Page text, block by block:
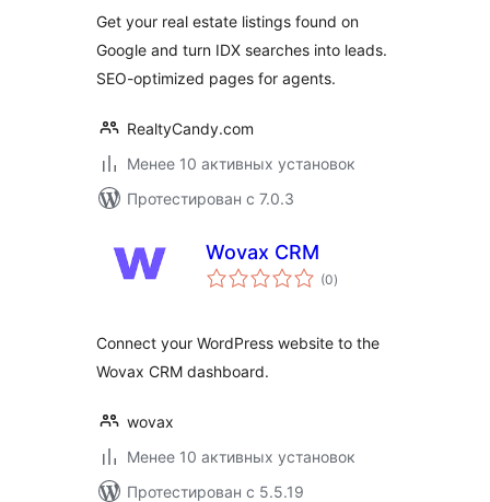
Get your real estate listings found on
Google and turn IDX searches into leads.
SEO-optimized pages for agents.
RealtyCandy.com
Менее 10 активных установок
Протестирован с 7.0.3
Wovax CRM
(0общий
рейтинг
)
Connect your WordPress website to the
Wovax CRM dashboard.
wovax
Менее 10 активных установок
Протестирован с 5.5.19